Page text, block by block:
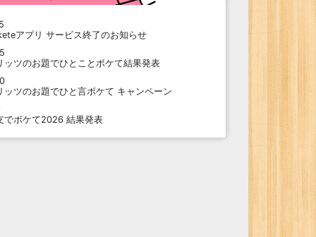
アプリ サービス終了のお知らせ
ッツのお題でひとことボケて結果発表
ッツのお題でひと言ボケて キャンペーン
でボケて2026 結果発表